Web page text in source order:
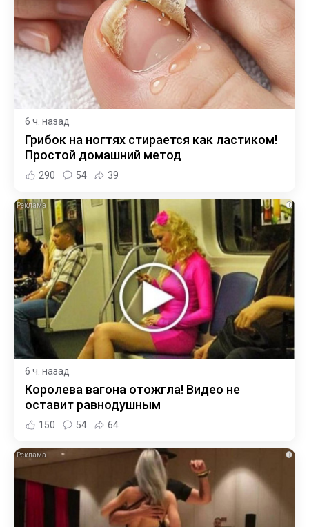
6 ч. назад
Грибок на ногтях стирается как ластиком!
Простой домашний метод
290 54 39
i
6 ч. назад
Королева вагона отожгла! Видео не
оставит равнодушным
150 54 64
i